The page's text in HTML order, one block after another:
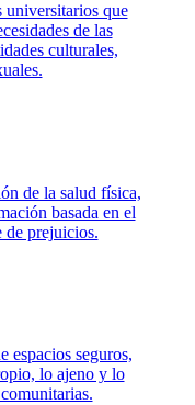
que
de las
culturales,
de la salud física,
basada en el
prejuicios.
espacios seguros,
lo ajeno y lo